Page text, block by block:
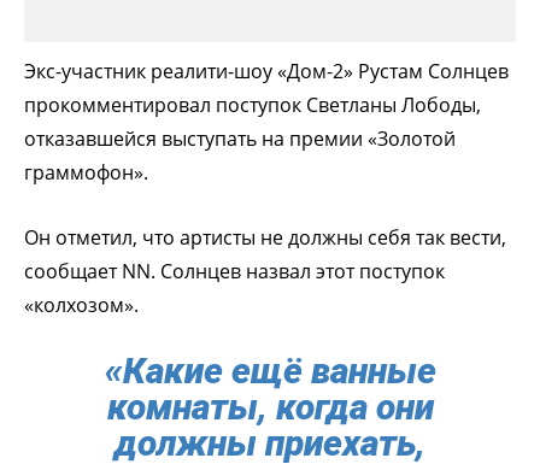
Экс-участник реалити-шоу «Дом-2» Рустам Солнцев
прокомментировал поступок Светланы Лободы,
отказавшейся выступать на премии «Золотой
граммофон».
Он отметил, что артисты не должны себя так вести,
сообщает NN. Солнцев назвал этот поступок
«колхозом».
«Какие ещё ванные
комнаты, когда они
должны приехать,